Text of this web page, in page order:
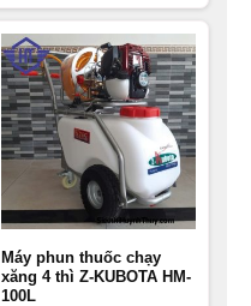
Máy phun thuốc chạy
xăng 4 thì Z-KUBOTA HM-
100L